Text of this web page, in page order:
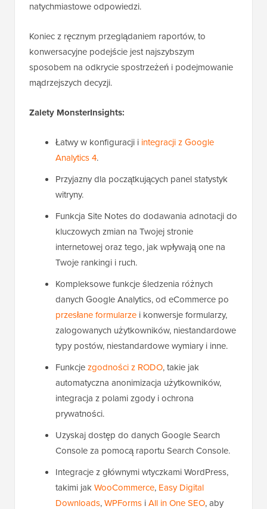
natychmiastowe odpowiedzi.
Koniec z ręcznym przeglądaniem raportów, to
konwersacyjne podejście jest najszybszym
sposobem na odkrycie spostrzeżeń i podejmowanie
mądrzejszych decyzji.
Zalety MonsterInsights:
Łatwy w konfiguracji i integracji z Google
Analytics 4.
Przyjazny dla początkujących panel statystyk
witryny.
Funkcja Site Notes do dodawania adnotacji do
kluczowych zmian na Twojej stronie
internetowej oraz tego, jak wpływają one na
Twoje rankingi i ruch.
Kompleksowe funkcje śledzenia różnych
danych Google Analytics, od eCommerce po
przesłane formularze i konwersje formularzy,
zalogowanych użytkowników, niestandardowe
typy postów, niestandardowe wymiary i inne.
Funkcjezgodności z RODO, takie jak
automatyczna anonimizacja użytkowników,
integracja z polami zgody i ochrona
prywatności.
Uzyskaj dostęp do danych Google Search
Console za pomocą raportu Search Console.
Integracje z głównymi wtyczkami WordPress,
takimi jakWooCommerce, Easy Digital
Downloads,WPForms iAll in One SEO, aby